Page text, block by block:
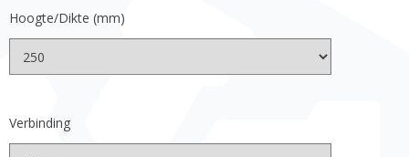
Hoogte/Dikte (mm)
Verbinding